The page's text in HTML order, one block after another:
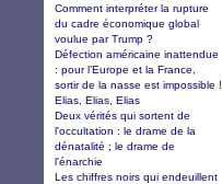
Comment interpréter la rupture
du cadre économique global
voulue par Trump ?
Défection américaine inattendue
: pour l’Europe et la France,
sortir de la nasse est impossible !
Elias, Elias, Elias
Deux vérités qui sortent de
l'occultation : le drame de la
dénatalité ; le drame de
l'énarchie
Les chiffres noirs qui endeuillent